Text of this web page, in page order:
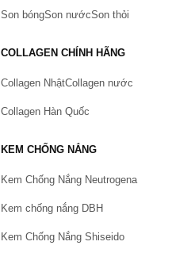
Son bóngSon nướcSon thỏi
COLLAGEN CHÍNH HÃNG
Collagen NhậtCollagen nước
Collagen Hàn Quốc
KEM CHỐNG NẮNG
Kem Chống Nắng Neutrogena
Kem chống nắng DBH
Kem Chống Nắng Shiseido